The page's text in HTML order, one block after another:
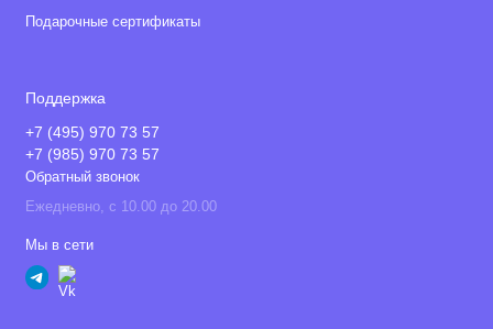
Подарочные сертификаты
Поддержка
+7 (495) 970 73 57
+7 (985) 970 73 57
Обратный звонок
Ежедневно, с 10.00 до 20.00
Мы в сети